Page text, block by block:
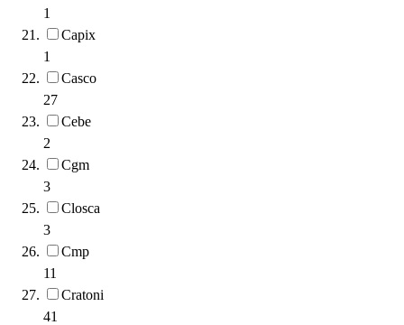
1
Capix
1
Casco
27
Cebe
2
Cgm
3
Closca
3
Cmp
11
Cratoni
41